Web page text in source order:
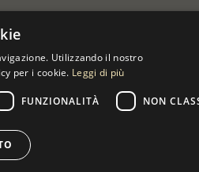
Utilizzando il nostro
per i cookie. Leggi di più
FUNZIONALITÀ NON